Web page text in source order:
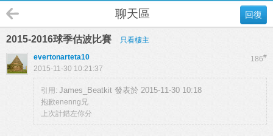
回復
聊天區
2015-2016球季估波比賽 只看樓主
186#
evertonarteta10
2015-11-30 10:21:37
引用: James_Beatkit 發表於 2015-11-30 10:18
抱歉enenng兄
上次計錯左你分